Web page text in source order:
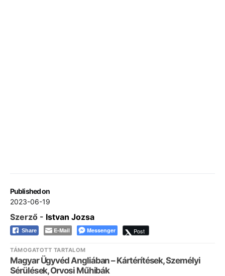
Published on
2023-06-19
Szerző - Istvan Jozsa
Share E-Mail Messenger Post
TÁMOGATOTT TARTALOM
Magyar Ügyvéd Angliában – Kártérítések, Személyi
Sérülések, Orvosi Műhibák